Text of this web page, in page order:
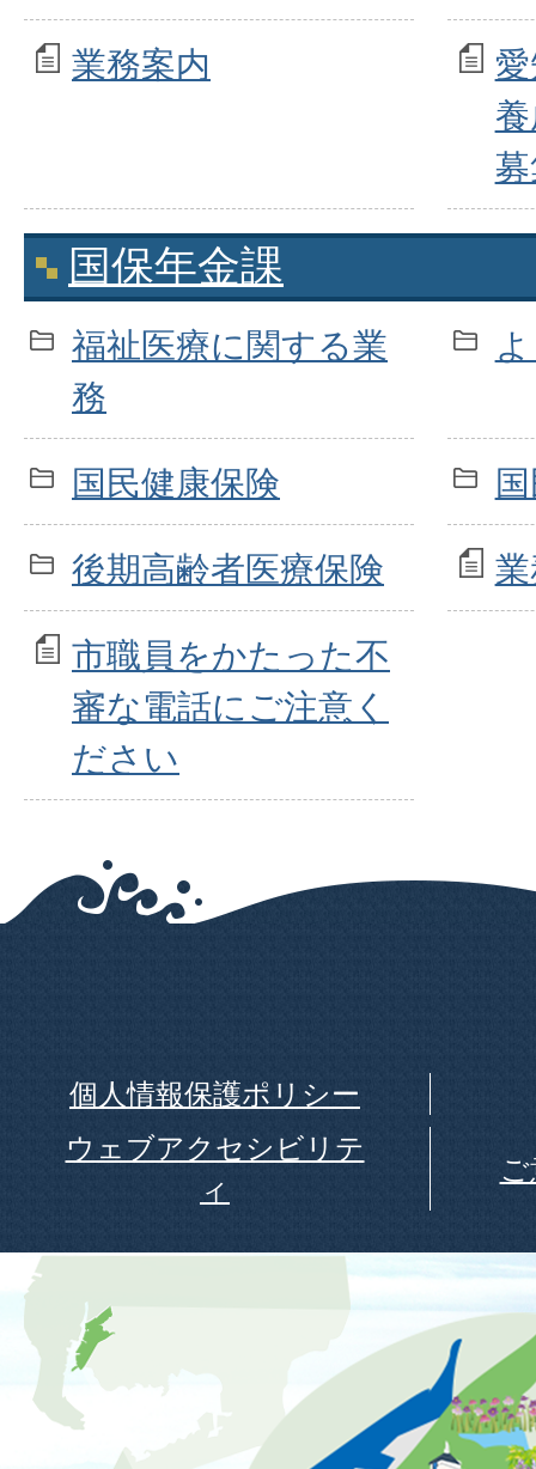
業務案内
国保年金課
福祉医療に関する業
務
国民健康保険
後期高齢者医療保険
市職員をかたった不
審な電話にご注意く
ださい
個人情報保護ポリシー
ウェブアクセシビリテ
ィ